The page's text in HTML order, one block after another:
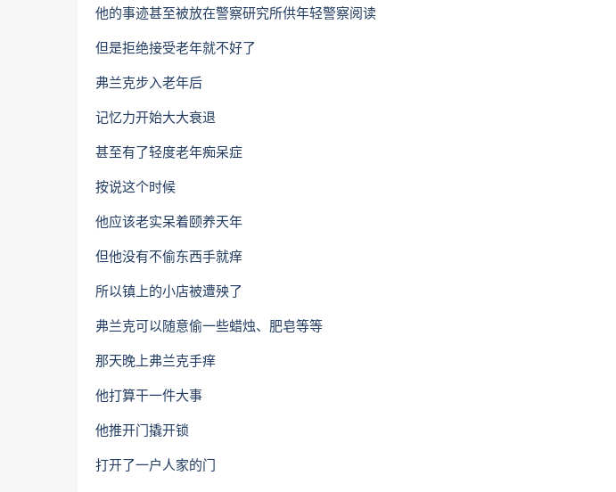
他的事迹甚至被放在警察研究所供年轻警察阅读
但是拒绝接受老年就不好了
弗兰克步入老年后
记忆力开始大大衰退
甚至有了轻度老年痴呆症
按说这个时候
他应该老实呆着颐养天年
但他没有不偷东西手就痒
所以镇上的小店被遭殃了
弗兰克可以随意偷一些蜡烛、肥皂等等
那天晚上弗兰克手痒
他打算干一件大事
他推开门撬开锁
打开了一户人家的门